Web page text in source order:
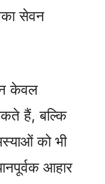
सेवन
न केवल
हैं, बल्कि
को भी
आहार